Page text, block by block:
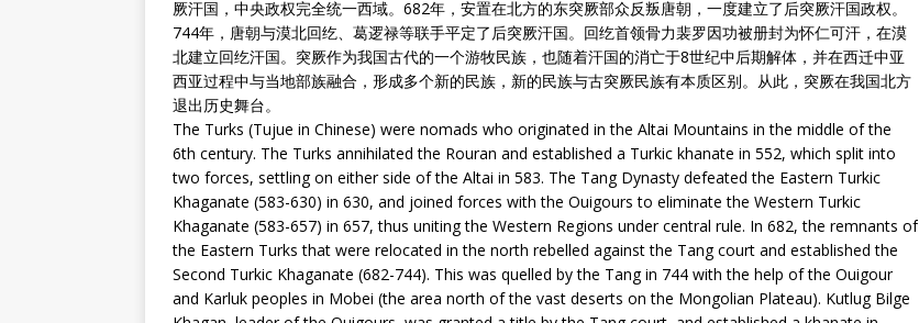
厥汗国，中央政权完全统一西域。682年，安置在北方的东突厥部众反叛唐朝，一度建立了后突厥汗国政权。
744年，唐朝与漠北回纥、葛逻禄等联手平定了后突厥汗国。回纥首领骨力裴罗因功被册封为怀仁可汗，在漠
北建立回纥汗国。突厥作为我国古代的一个游牧民族，也随着汗国的消亡于8世纪中后期解体，并在西迁中亚
西亚过程中与当地部族融合，形成多个新的民族，新的民族与古突厥民族有本质区别。从此，突厥在我国北方
退出历史舞台。
The Turks (Tujue in Chinese) were nomads who originated in the Altai Mountains in the middle of the
6th century. The Turks annihilated the Rouran and established a Turkic khanate in 552, which split into
two forces, settling on either side of the Altai in 583. The Tang Dynasty defeated the Eastern Turkic
Khaganate (583-630) in 630, and joined forces with the Ouigours to eliminate the Western Turkic
Khaganate (583-657) in 657, thus uniting the Western Regions under central rule. In 682, the remnants of
the Eastern Turks that were relocated in the north rebelled against the Tang court and established the
Second Turkic Khaganate (682-744). This was quelled by the Tang in 744 with the help of the Ouigour
and Karluk peoples in Mobei (the area north of the vast deserts on the Mongolian Plateau). Kutlug Bilge